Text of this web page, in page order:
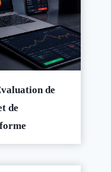
de
de